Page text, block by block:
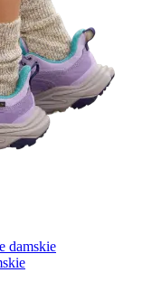
damskie